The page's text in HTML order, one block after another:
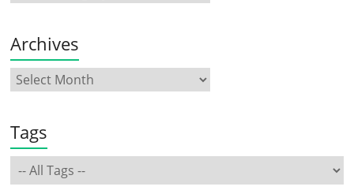
Archives
Tags